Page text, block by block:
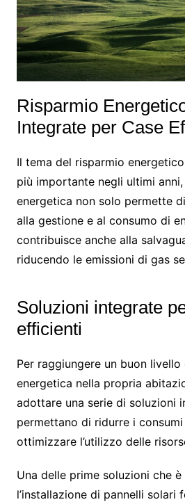
Risparmio
Integrate per Case
Il tema del risparmio
più importante negli ultimi anni,
energetica non solo permette
alla gestione e al consumo di
contribuisce anche alla
riducendo le emissioni di gas
Soluzioni integrate
efficienti
Per raggiungere un buon
energetica nella propria
adottare una serie di soluzioni
permettano di ridurre i
ottimizzare l’utilizzo delle
Una delle prime soluzioni che
l’installazione di pannelli solari